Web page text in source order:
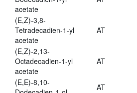
acetate
(E,Z)-3,8-
Tetradecadien-1-yl
acetate
AT
(E,Z)-2,13-
Octadecadien-1-yl
acetate
AT
(E,E)-8,10-
AT